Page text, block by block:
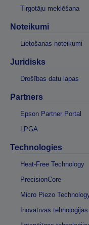
Tirgotāju meklēšana
Noteikumi
Lietošanas noteikumi
Juridisks
Drošības datu lapas
Partners
Epson Partner Portal
LPGA
Technologies
Heat-Free Technology
PrecisionCore
Micro Piezo
Inovatīvas tehnoloģijas